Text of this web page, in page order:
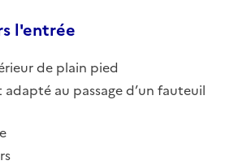
l'entrée
de plain pied
au passage d’un fauteuil